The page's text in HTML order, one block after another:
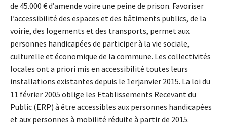
de 45.000 € d’amende voire une peine de prison. Favoriser
l’accessibilité des espaces et des bâtiments publics, de la
voirie, des logements et des transports, permet aux
personnes handicapées de participer à la vie sociale,
culturelle et économique de la commune. Les collectivités
locales ont a priori mis en accessibilité toutes leurs
installations existantes depuis le 1erjanvier 2015. La loi du
11 février 2005 oblige les Etablissements Recevant du
Public (ERP) à être accessibles aux personnes handicapées
et aux personnes à mobilité réduite à partir de 2015.